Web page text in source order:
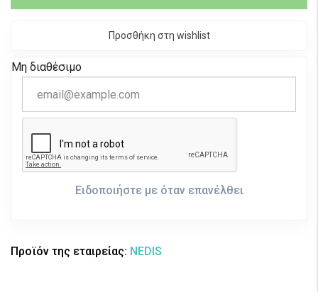
Προσθήκη στη wishlist
Μη διαθέσιμο
Ειδοποιήστε με όταν επανέλθει
Προϊόν της εταιρείας: NEDIS